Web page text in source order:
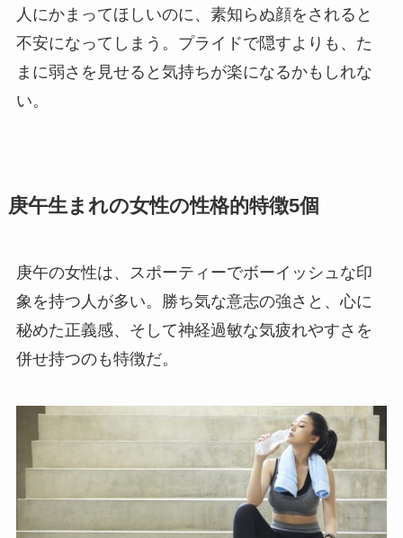
人にかまってほしいのに、素知らぬ顔をされると
不安になってしまう。プライドで隠すよりも、た
まに弱さを見せると気持ちが楽になるかもしれな
い。
庚午生まれの女性の性格的特徴5個
庚午の女性は、スポーティーでボーイッシュな印
象を持つ人が多い。勝ち気な意志の強さと、心に
秘めた正義感、そして神経過敏な気疲れやすさを
併せ持つのも特徴だ。